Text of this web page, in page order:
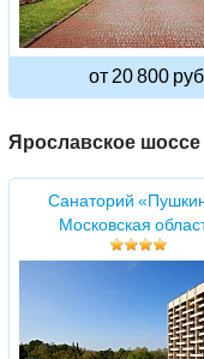
от 20 800
Ярославское шоссе
Санаторий
Московская